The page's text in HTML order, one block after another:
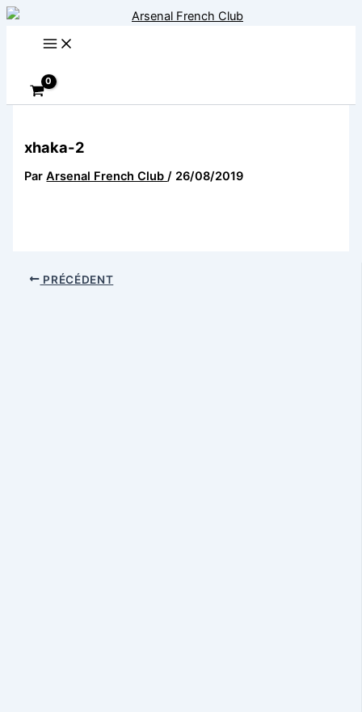
Aller
Rechercher
xhaka-2
ParArsenal French Club/ 26/08/2019
PRÉCÉDENT